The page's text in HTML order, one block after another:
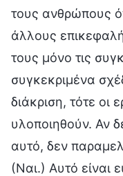
τους ανθρώπους
άλλους
τους μόνο τις
συγκεκριμένα
διάκριση, τότε οι
υλοποιηθούν. Αν
αυτό, δεν
(Ναι.) Αυτό είναι